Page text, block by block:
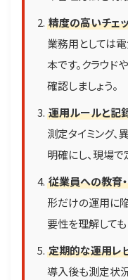
精度の高いチェ
業務用としては
本です。クラウド
確認しましょう。
運用ルールと記
測定タイミング
明確にし、現場で
従業員への教育
形だけの運用に
要性を理解しても
定期的な運用レ
導入後も測定状